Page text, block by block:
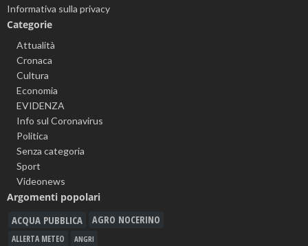
Informativa sulla privacy
Categorie
Attualità
Cronaca
Cultura
Economia
EVIDENZA
Info sul Coronavirus
Politica
Senza categoria
Sport
Videonews
Argomenti popolari
ACQUA PUBBLICA AGRO NOCERINO
ALLERTA METEO ANGRI